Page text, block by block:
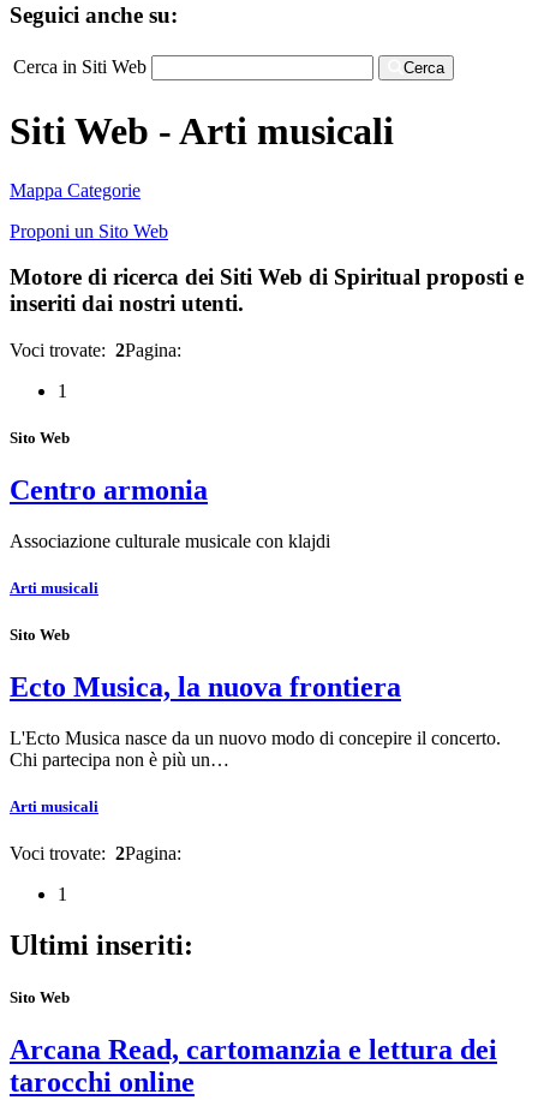
Seguici anche su:
Cerca in Siti Web Cerca
Siti Web - Arti musicali
Mappa Categorie
Proponi un Sito Web
Motore di ricerca dei Siti Web di Spiritual proposti e
inseriti dai nostri utenti.
Voci trovate: 2Pagina:
1
Sito Web
Centro armonia
Associazione culturale musicale con klajdi
Arti musicali
Sito Web
Ecto Musica, la nuova frontiera
L'Ecto Musica nasce da un nuovo modo di concepire il concerto.
Chi partecipa non è più un…
Arti musicali
Voci trovate: 2Pagina:
1
Ultimi inseriti:
Sito Web
Arcana Read, cartomanzia e lettura dei
tarocchi online